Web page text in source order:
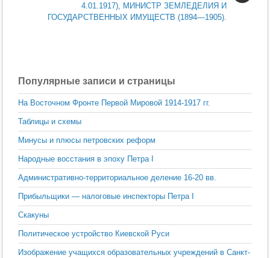
4.01.1917), МИНИСТР ЗЕМЛЕДЕЛИЯ И
ГОСУДАРСТВЕННЫХ ИМУЩЕСТВ (1894—1905).
Популярные записи и страницы
На Восточном Фронте Первой Мировой 1914-1917 гг.
Таблицы и схемы
Минусы и плюсы петровских реформ
Народные восстания в эпоху Петра I
Административно-территориальное деление 16-20 вв.
Прибыльщики — налоговые инспекторы Петра I
Скакуны
Политическое устройство Киевской Руси
Изображение учащихся образовательных учреждений в Санкт-